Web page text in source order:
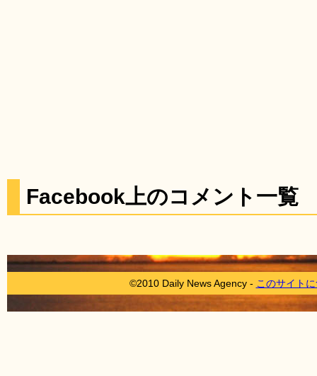
Facebook上のコメント一覧
©2010 Daily News Agency - このサイト